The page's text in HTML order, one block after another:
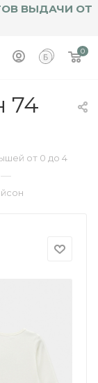
ВЫДАЧИ ОТ
0
74
от 0 до 4
—